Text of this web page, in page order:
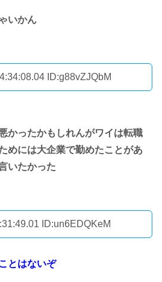
いかん
ID:g88vZJQbM
かったかもしれんがワイは転職
めには大企業で勤めたことがあ
いたかった
ID:un6EDQKeM
とはないぞ